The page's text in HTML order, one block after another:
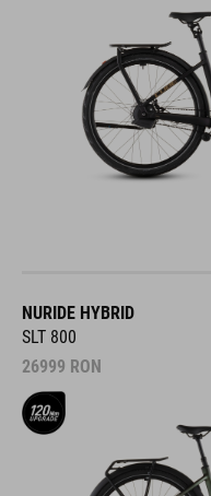
NURIDE HYBRID
SLT 800
26999 RON